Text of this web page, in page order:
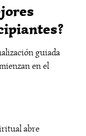
guiada
en el
abre